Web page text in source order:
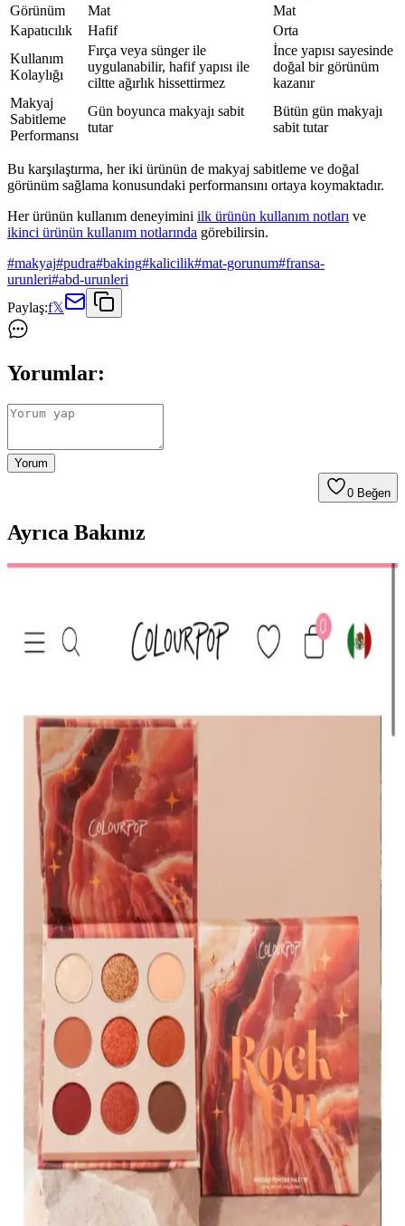
Görünüm
Mat
Mat
Kapatıcılık
Hafif
Orta
Kullanım
Kolaylığı
Fırça veya sünger ile
uygulanabilir, hafif yapısı ile
ciltte ağırlık hissettirmez
İnce yapısı sayesinde
doğal bir görünüm
kazanır
Makyaj
Sabitleme
Performansı
Gün boyunca makyajı sabit
tutar
Bütün gün makyajı
sabit tutar
Bu karşılaştırma, her iki ürünün de makyaj sabitleme ve doğal
görünüm sağlama konusundaki performansını ortaya koymaktadır.
Her ürünün kullanım deneyimini ilk ürünün kullanım notları ve
ikinci ürünün kullanım notlarında görebilirsin.
#makyaj#pudra#baking#kalicilik#mat-gorunum#fransa-
urunleri#abd-urunleri
Paylaş:f𝕏
Yorumlar:
Yorum
0 Beğen
Ayrıca Bakınız
HBTasarim Fix 13’lü Kahverengi Fırça Seti, çeşitli makyaj
tekniklerine uygun, doğal kıllı ve kullanışlı fırçalar içerir, cilt dostu
The Glitter Lab Jel Formlu Parlak Glitter Paradise
Renkli Çok Yönlü Kullanım İçin
The Glitter Lab'in jel formüllü parlak glitteri, kolay uygulama, su
bazlı formülü ve doğal ışıltısıyla makyaj ve vücut süslemelerinde
tercih edilir.
KIKO Creamy Lipgloss 107 Magenta Dudak
Parlatıcısı: Canlı ve Uzun Süre Kalıcı Renkli
Makyaj
KIKO'nun 107 Magenta dudak parlatıcısı, yoğun renk ve parlaklık
sunar. Pratik uygulama ve uzun süre kalıcılığıyla günlük makyajda
tercih edilen, hafif ve nemlendirici formülüyle dikkat çeker.
Muğgan 3'lü Açılı Fırçalı Kaş Boyası Seti İncelemesi
ve Kullanıcı Yorumları
Muğgan 3'lü kaş boyası seti, suya ve tere dayanıklı formülüyle
pratik kullanım sağlar. Renk seçenekleri ve kullanıcı deneyimleri
hakkında detaylı bilgi içerir.
Koyu Göz Altı Morluklarını Kapatmada Renk
Düzelticiler ve Kapatıcıların Etkili Kullanımı
Koyu göz altı morlukları için şeftali ve turuncu renk düzelticiler ile
tam kapatıcılık sağlayan ürünlerin kullanımı, doğru uygulama
teknikleri ve önerilen markalar detaylı şekilde ele alınıyor.